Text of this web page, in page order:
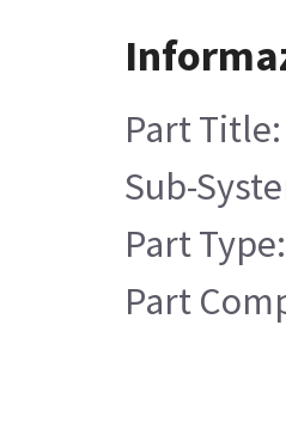
Part Title:
Sub-
Part
Part